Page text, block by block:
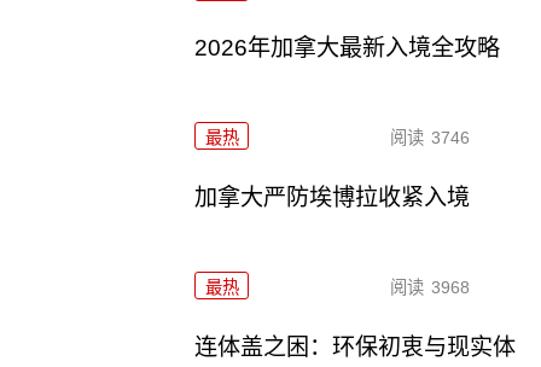
2026年加拿大最新入境全攻略
最热 阅读 3746
加拿大严防埃博拉收紧入境
最热 阅读 3968
连体盖之困：环保初衷与现实体